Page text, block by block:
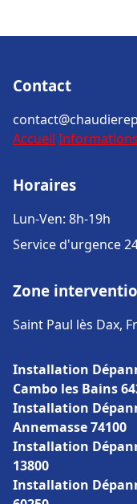
Contact
Accueil Informations
Horaires
Lun-Ven: 8h-19h
Service d'urgence
Zone
Saint Paul lès Dax,
Installation
Cambo les Bains
Installation
Annemasse 74100
Installation
13800
Installation